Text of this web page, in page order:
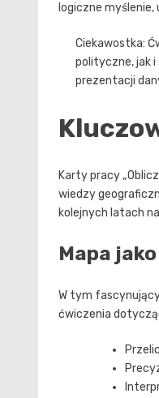
logiczne
Ciekawostka:
polityczne, jak
prezentacji
Karty pracy
wiedzy
kolejnych latach
Mapa
W tym
ćwiczenia